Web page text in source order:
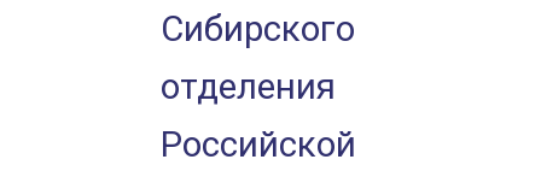
Сибирского
отделения
Российской